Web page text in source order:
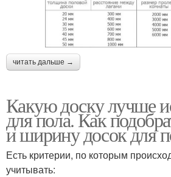
читать дальше →
Какую доску лучше
для пола. Как
и ширину досок для
Есть критерии, по которым
учитывать: